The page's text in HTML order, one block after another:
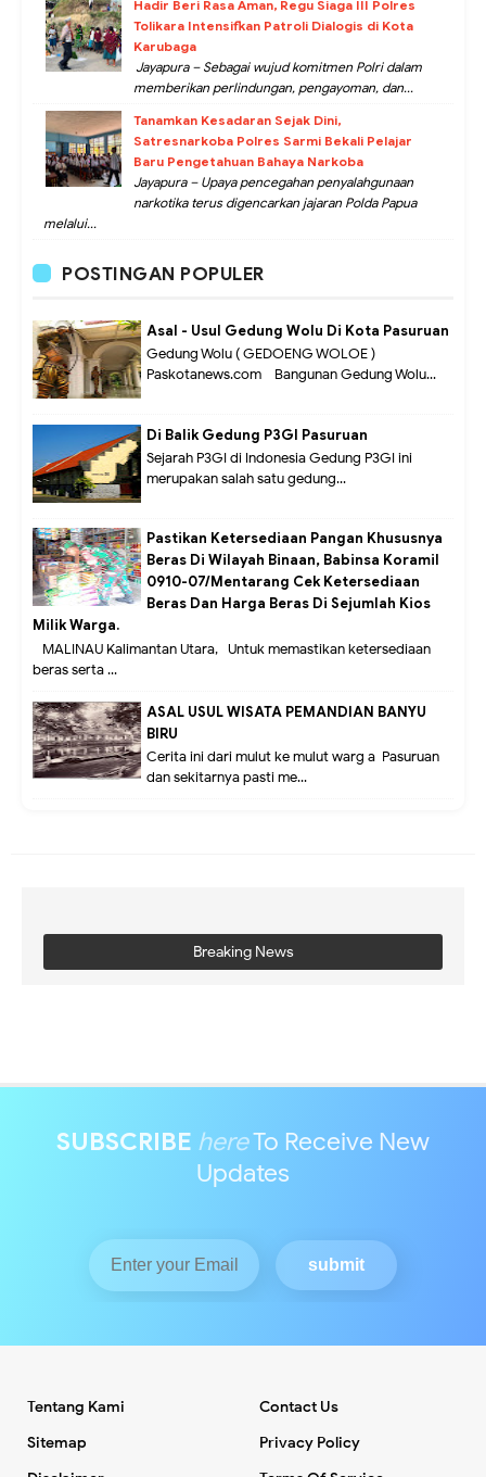
Hadir Beri Rasa Aman, Regu Siaga III Polres
Tolikara Intensifkan Patroli Dialogis di Kota
Karubaga
Jayapura – Sebagai wujud komitmen Polri dalam
memberikan perlindungan, pengayoman, dan...
Tanamkan Kesadaran Sejak Dini,
Satresnarkoba Polres Sarmi Bekali Pelajar
Baru Pengetahuan Bahaya Narkoba
Jayapura – Upaya pencegahan penyalahgunaan
narkotika terus digencarkan jajaran Polda Papua
melalui...
POSTINGAN POPULER
Asal - Usul Gedung Wolu Di Kota Pasuruan
Gedung Wolu ( GEDOENG WOLOE )
Paskotanews.com - Bangunan Gedung Wolu...
Di Balik Gedung P3GI Pasuruan
Sejarah P3GI di Indonesia Gedung P3GI ini
merupakan salah satu gedung...
Pastikan Ketersediaan Pangan Khususnya
Beras Di Wilayah Binaan, Babinsa Koramil
0910-07/Mentarang Cek Ketersediaan
Beras Dan Harga Beras Di Sejumlah Kios
Milik Warga.
MALINAU Kalimantan Utara,- Untuk memastikan ketersediaan
beras serta ...
ASAL USUL WISATA PEMANDIAN BANYU
BIRU
Cerita ini dari mulut ke mulut warg a Pasuruan
dan sekitarnya pasti me...
Breaking News
SUBSCRIBE hereTo Receive New
Updates
Tentang Kami
Contact Us
Sitemap
Privacy Policy